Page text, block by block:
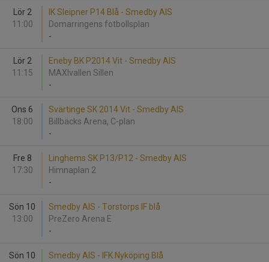
Lör 2
11:00
IK Sleipner P14 Blå - Smedby AIS
Domarringens fotbollsplan
-
Lör 2
11:15
Eneby BK P2014 Vit - Smedby AIS
MAXIvallen Sillen
-
Ons 6
18:00
Svärtinge SK 2014 Vit - Smedby AIS
Billbäcks Arena, C-plan
-
Fre 8
17:30
Linghems SK P13/P12 - Smedby AIS
Himnaplan 2
-
Sön 10
13:00
Smedby AIS - Torstorps IF blå
PreZero Arena E
-
Sön 10
Smedby AIS - IFK Nyköping Blå